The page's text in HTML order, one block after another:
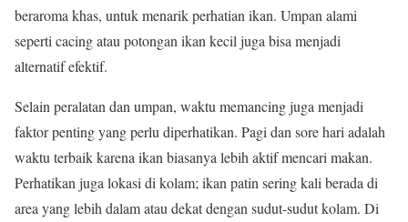
beraroma khas, untuk menarik perhatian ikan. Umpan alami
seperti cacing atau potongan ikan kecil juga bisa menjadi
alternatif efektif.
Selain peralatan dan umpan, waktu memancing juga menjadi
faktor penting yang perlu diperhatikan. Pagi dan sore hari adalah
waktu terbaik karena ikan biasanya lebih aktif mencari makan.
Perhatikan juga lokasi di kolam; ikan patin sering kali berada di
area yang lebih dalam atau dekat dengan sudut-sudut kolam. Di